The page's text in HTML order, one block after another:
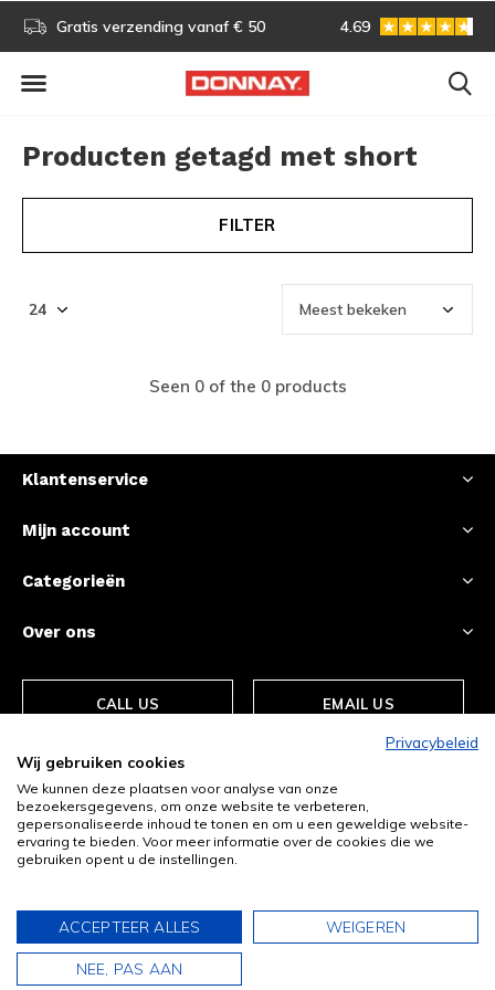
Gratis verzending vanaf € 50 Gratis omruilen
4.69
Producten getagd met short
FILTER
Seen 0 of the 0 products
Klantenservice
Mijn account
Categorieën
Over ons
CALL US EMAIL US
© Copyright2026- Theme ByDMWS-RSS-feed
Privacybeleid
Wij gebruiken cookies
We kunnen deze plaatsen voor analyse van onze
bezoekersgegevens, om onze website te verbeteren,
gepersonaliseerde inhoud te tonen en om u een geweldige website-
ervaring te bieden. Voor meer informatie over de cookies die we
gebruiken opent u de instellingen.
ACCEPTEER ALLES WEIGEREN
NEE, PAS AAN